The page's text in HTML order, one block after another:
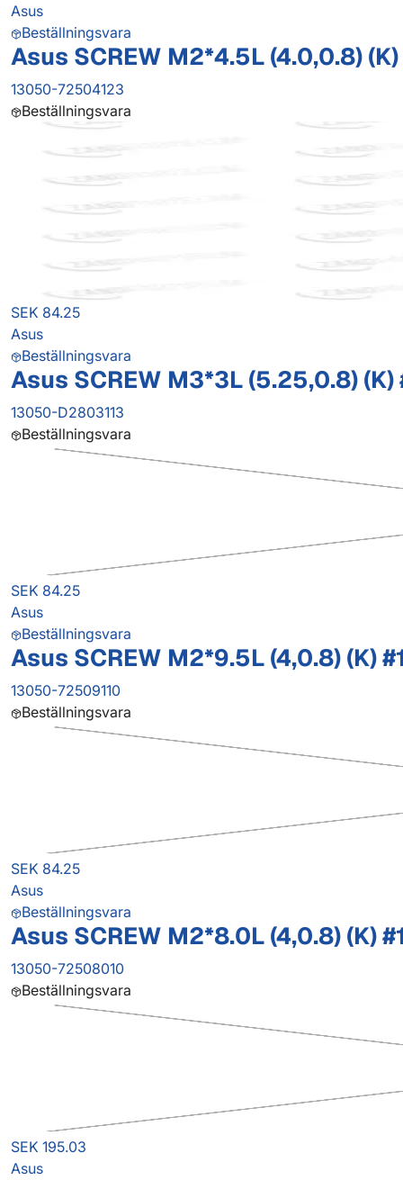
Asus
Beställningsvara
Asus SCREW M2*4.5L (4.0,0.8) (K)
13050-72504123
Beställningsvara
SEK 84.25
Asus
Beställningsvara
Asus SCREW M3*3L (5.25,0.8) (K)
13050-D2803113
Beställningsvara
SEK 84.25
Asus
Beställningsvara
Asus SCREW M2*9.5L (4,0.8) (K)
13050-72509110
Beställningsvara
SEK 84.25
Asus
Beställningsvara
Asus SCREW M2*8.0L (4,0.8) (K)
13050-72508010
Beställningsvara
SEK 195.03
Asus